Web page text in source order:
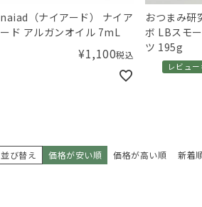
naiad（ナイアード） ナイア
ード アルガンオイル 7mL
¥1,100税込
おつまみ研
ボ LBスモ
ツ 195g
レビュ
並び替え 価格が安い順 価格が高い順 新着